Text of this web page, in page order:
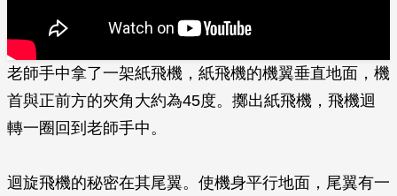
老師手中拿了一架紙飛機，紙飛機的機翼垂直地面，機
首與正前方的夾角大約為45度。擲­出紙飛機，飛機迴
轉一圈回到老師手中。
迴旋飛機的秘密在其尾翼。使機身平行地面，尾翼有一